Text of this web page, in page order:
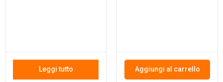
Leggi tutto Aggiungi al carrello